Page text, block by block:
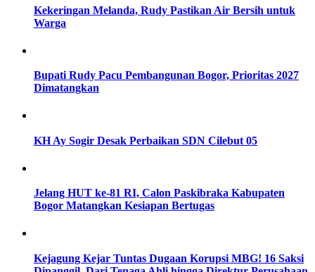
Kekeringan Melanda, Rudy Pastikan Air Bersih untuk
Warga
Bupati Rudy Pacu Pembangunan Bogor, Prioritas 2027
Dimatangkan
KH Ay Sogir Desak Perbaikan SDN Cilebut 05
Jelang HUT ke-81 RI, Calon Paskibraka Kabupaten
Bogor Matangkan Kesiapan Bertugas
Kejagung Kejar Tuntas Dugaan Korupsi MBG! 16 Saksi